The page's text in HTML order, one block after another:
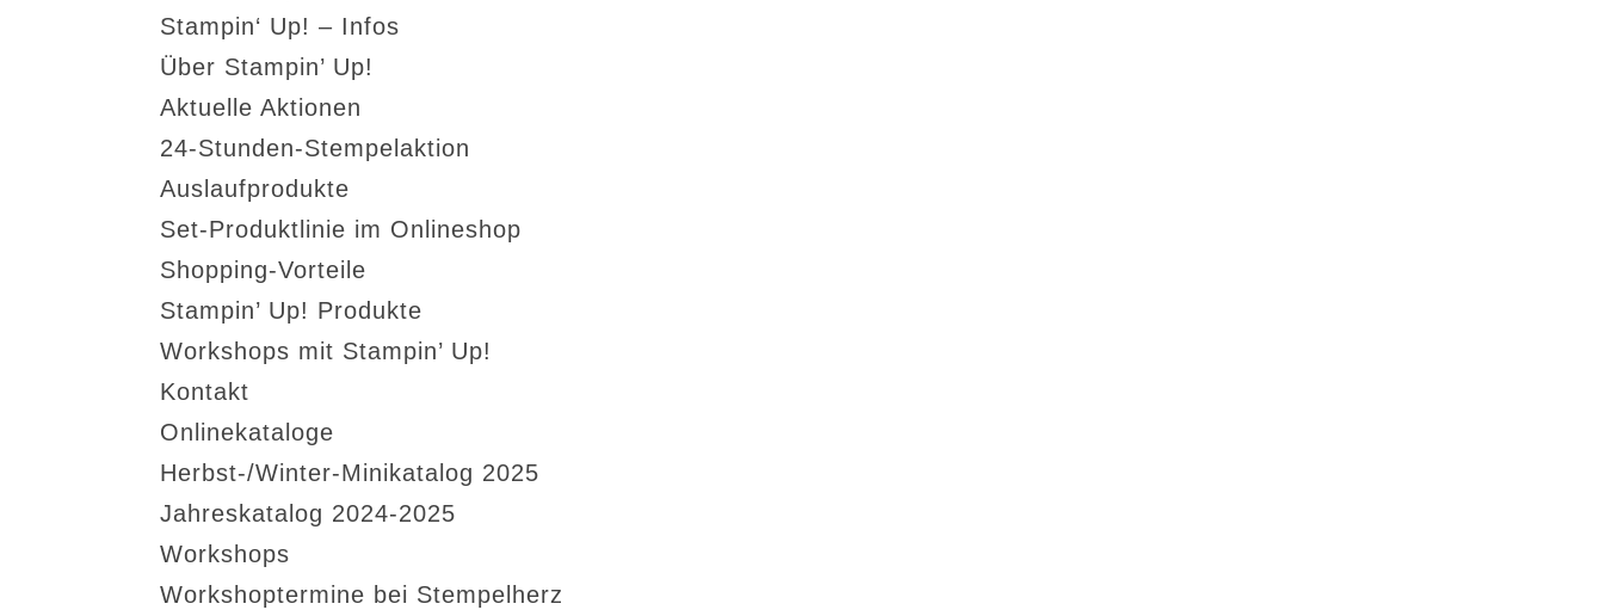
Stampin‘ Up! – Infos
Über Stampin’ Up!
Aktuelle Aktionen
24-Stunden-Stempelaktion
Auslaufprodukte
Set-Produktlinie im Onlineshop
Shopping-Vorteile
Stampin’ Up! Produkte
Workshops mit Stampin’ Up!
Kontakt
Onlinekataloge
Herbst-/Winter-Minikatalog 2025
Jahreskatalog 2024-2025
Workshops
Workshoptermine bei Stempelherz